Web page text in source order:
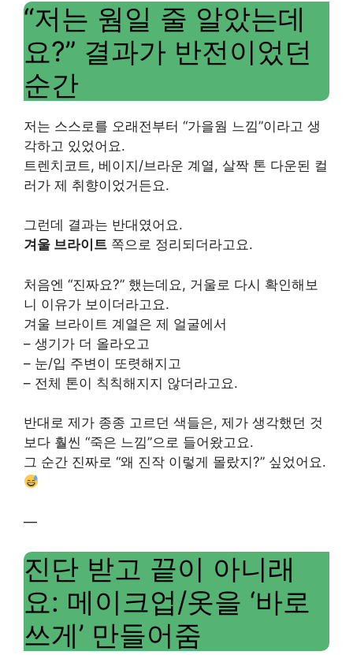
“저는 웜일 줄 알았는데
요?” 결과가 반전이었던
순간
저는 스스로를 오래전부터 “가을웜 느낌”이라고 생
각하고 있었어요.
트렌치코트, 베이지/브라운 계열, 살짝 톤 다운된 컬
러가 제 취향이었거든요.
그런데 결과는 반대였어요.
겨울 브라이트 쪽으로 정리되더라고요.
처음엔 “진짜요?” 했는데요, 거울로 다시 확인해보
니 이유가 보이더라고요.
겨울 브라이트 계열은 제 얼굴에서
– 생기가 더 올라오고
– 눈/입 주변이 또렷해지고
– 전체 톤이 칙칙해지지 않더라고요.
반대로 제가 종종 고르던 색들은, 제가 생각했던 것
보다 훨씬 “죽은 느낌”으로 들어왔고요.
그 순간 진짜로 “왜 진작 이렇게 몰랐지?” 싶었어요.
—
진단 받고 끝이 아니래
요: 메이크업/옷을 ‘바로
쓰게’ 만들어줌